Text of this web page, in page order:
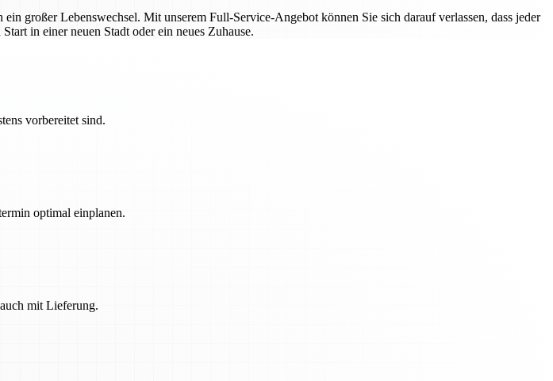
großer Lebenswechsel. Mit unserem Full-Service-Angebot können Sie sich darauf verlassen, dass jeder
in einer neuen Stadt oder ein neues Zuhause.
vorbereitet sind.
optimal einplanen.
mit Lieferung.